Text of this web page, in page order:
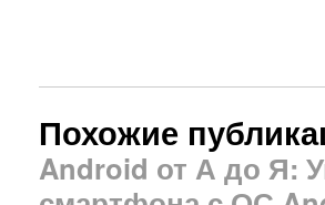
Похожие
Android от А до Я: